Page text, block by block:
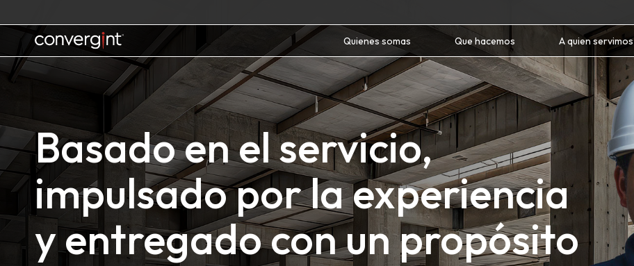
to
Home Quienes somas Que hacemos A quien servimos
Basado en el servicio,
impulsado por la experiencia
y entregado con un propósito